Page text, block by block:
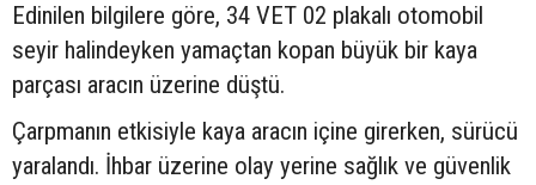
Edinilen bilgilere göre, 34 VET 02 plakalı otomobil
seyir halindeyken yamaçtan kopan büyük bir kaya
parçası aracın üzerine düştü.
Çarpmanın etkisiyle kaya aracın içine girerken, sürücü
yaralandı. İhbar üzerine olay yerine sağlık ve güvenlik